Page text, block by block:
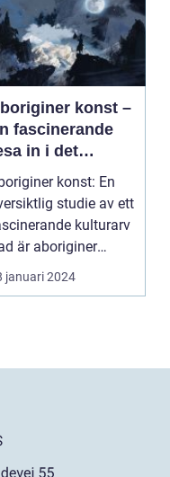
konst –
fascinerande
in i det
konst: En
studie av ett
kulturarv
är aboriginer
och ...
januari 2024